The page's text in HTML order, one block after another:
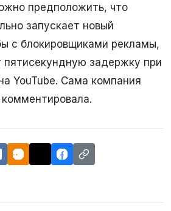
предположить, что
запускает новый
с блокировщиками рекламы,
пятисекундную задержку при
YouTube. Сама компания